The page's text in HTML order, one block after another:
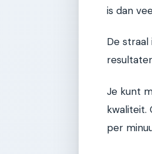
is dan
De
Je kunt
kwaliteit.
per